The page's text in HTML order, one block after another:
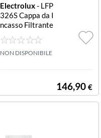
Electrolux- LFP
326S Cappa da I
ncasso Filtrante
Serie 300 Lfp32
6S Versa
NON DISPONIBILE
146,90 €